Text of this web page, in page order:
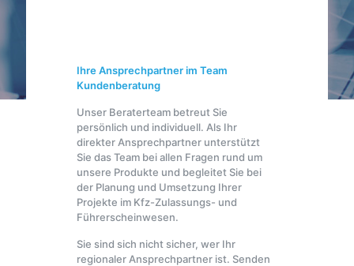
Ihre Ansprechpartner im Team
Kundenberatung
Unser Beraterteam betreut Sie
persönlich und individuell. Als Ihr
direkter Ansprechpartner unterstützt
Sie das Team bei allen Fragen rund um
unsere Produkte und begleitet Sie bei
der Planung und Umsetzung Ihrer
Projekte im Kfz-Zulassungs- und
Führerscheinwesen.
Sie sind sich nicht sicher, wer Ihr
regionaler Ansprechpartner ist. Senden